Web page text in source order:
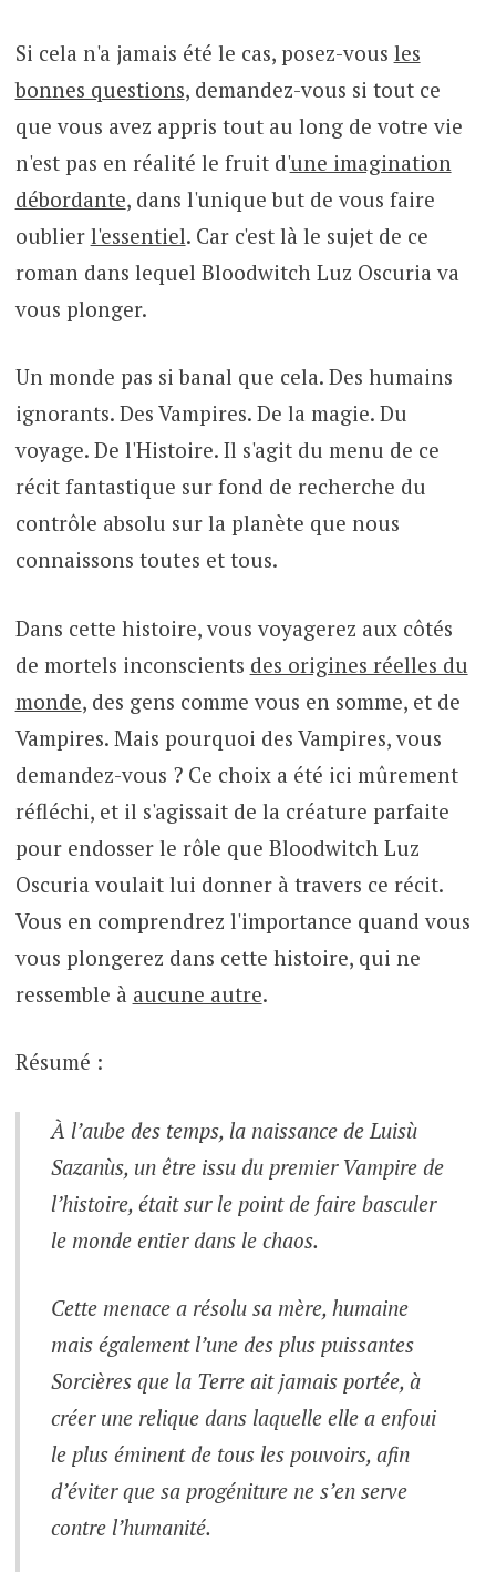
Si cela n'a jamais été le cas, posez-vous les
bonnes questions, demandez-vous si tout ce
que vous avez appris tout au long de votre vie
n'est pas en réalité le fruit d'une imagination
débordante, dans l'unique but de vous faire
oublier l'essentiel. Car c'est là le sujet de ce
roman dans lequel Bloodwitch Luz Oscuria va
vous plonger.
Un monde pas si banal que cela. Des humains
ignorants. Des Vampires. De la magie. Du
voyage. De l'Histoire. Il s'agit du menu de ce
récit fantastique sur fond de recherche du
contrôle absolu sur la planète que nous
connaissons toutes et tous.
Dans cette histoire, vous voyagerez aux côtés
de mortels inconscients des origines réelles du
monde, des gens comme vous en somme, et de
Vampires. Mais pourquoi des Vampires, vous
demandez-vous ? Ce choix a été ici mûrement
réfléchi, et il s'agissait de la créature parfaite
pour endosser le rôle que Bloodwitch Luz
Oscuria voulait lui donner à travers ce récit.
Vous en comprendrez l'importance quand vous
vous plongerez dans cette histoire, qui ne
ressemble à aucune autre.
Résumé :
À l’aube des temps, la naissance de Luisù
Sazanùs, un être issu du premier Vampire de
l’histoire, était sur le point de faire basculer
le monde entier dans le chaos.
Cette menace a résolu sa mère, humaine
mais également l’une des plus puissantes
Sorcières que la Terre ait jamais portée, à
créer une relique dans laquelle elle a enfoui
le plus éminent de tous les pouvoirs, afin
d’éviter que sa progéniture ne s’en serve
contre l’humanité.